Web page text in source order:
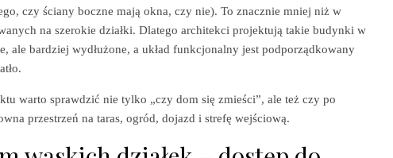
czy ściany boczne mają okna, czy nie). To znacznie mniej niż w
na szerokie działki. Dlatego architekci projektują takie budynki w
ale bardziej wydłużone, a układ funkcjonalny jest podporządkowany
warto sprawdzić nie tylko „czy dom się zmieści”, ale też czy po
przestrzeń na taras, ogród, dojazd i strefę wejściową.